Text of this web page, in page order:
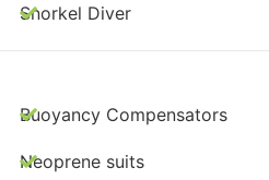
Snorkel Diver
Buoyancy Compensators
Neoprene suits